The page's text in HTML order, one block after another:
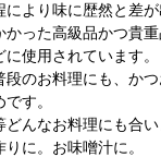
より味に歴然と差
った高級品かつ貴
使用されています。
段のお料理にも、か
す。
んなお料理にも合
に。お味噌汁に。